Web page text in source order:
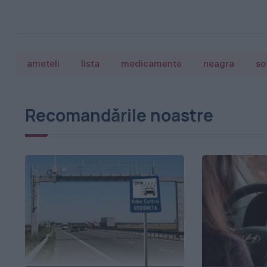
ameteli lista medicamente neagra
Recomandările noastre